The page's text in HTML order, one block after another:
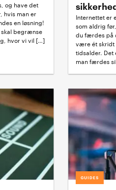
og have det
hvis man er
en løsning!
skal begrænse
hvor vi vil […]
sikkerhed
Internettet er
som aldrig
du færdes på
være ét skridt
tidsalder. Det
man færdes
GUIDES